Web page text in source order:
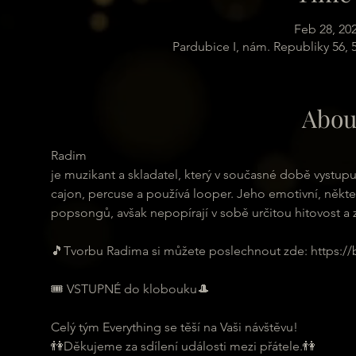
Feb 28,
Pardubice I, nám. Republiky 56,
Radim
je muzikant a skladatel, který v současné době
cajon, percuse a používá looper. Jeho emotivní,
popsongů, avšak nepopírají v sobě určitou hitovost a
🎵Tvorbu Radima si můžete poslechnout zde:
🎟 VSTUPNÉ do klobouku🎩
Celý tým Everything se těší na Vaši návštěvu!
👫Děkujeme za sdílení události mezi přátele.👫